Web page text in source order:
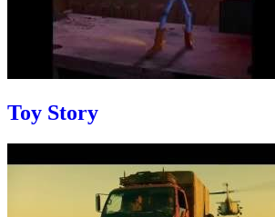
Toy Story